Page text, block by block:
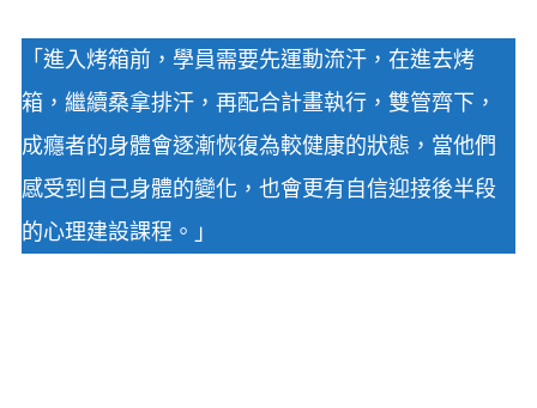
「進入烤箱前，學員需要先運動流汗，在進去烤
箱，繼續桑拿排汗，再配合計畫執行，雙管齊下，
成癮者的身體會逐漸恢復為較健康的狀態，當他們
感受到自己身體的變化，也會更有自信迎接後半段
的心理建設課程。」